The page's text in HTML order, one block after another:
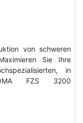
von schweren
Sie Ihre
in
FZS 3200